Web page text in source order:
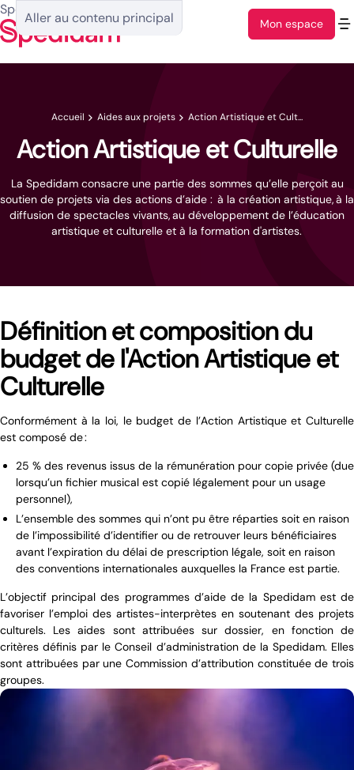
Aller au contenu principal
Spedidam : Accueil
Mon espace
Accueil Aides aux projets Action Artistique et Cult...
Action Artistique et Culturelle
La Spedidam consacre une partie des sommes qu’elle perçoit au
soutien de projets via des actions d’aide : à la création artistique, à la
diffusion de spectacles vivants, au développement de l’éducation
artistique et culturelle et à la formation d'artistes.
Définition et composition du
budget de l'Action Artistique et
Culturelle
Conformément à la loi, le budget de l’Action Artistique et Culturelle
est composé de :
25 % des revenus issus de la rémunération pour copie privée (due
lorsqu’un fichier musical est copié légalement pour un usage
personnel),
L’ensemble des sommes qui n’ont pu être réparties soit en raison
de l’impossibilité d’identifier ou de retrouver leurs bénéficiaires
avant l’expiration du délai de prescription légale, soit en raison
des conventions internationales auxquelles la France est partie.
L’objectif principal des programmes d’aide de la Spedidam est de
favoriser l’emploi des artistes-interprètes en soutenant des projets
culturels. Les aides sont attribuées sur dossier, en fonction de
critères définis par le Conseil d’administration de la Spedidam. Elles
sont attribuées par une Commission d’attribution constituée de trois
groupes.